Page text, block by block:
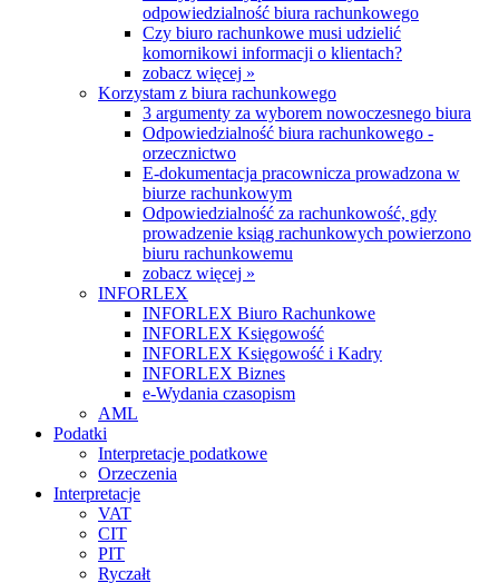
odpowiedzialność biura rachunkowego
Czy biuro rachunkowe musi udzielić
komornikowi informacji o klientach?
zobacz więcej »
Korzystam z biura rachunkowego
3 argumenty za wyborem nowoczesnego biura
Odpowiedzialność biura rachunkowego -
orzecznictwo
E-dokumentacja pracownicza prowadzona w
biurze rachunkowym
Odpowiedzialność za rachunkowość, gdy
prowadzenie ksiąg rachunkowych powierzono
biuru rachunkowemu
zobacz więcej »
INFORLEX
INFORLEX Biuro Rachunkowe
INFORLEX Księgowość
INFORLEX Księgowość i Kadry
INFORLEX Biznes
e-Wydania czasopism
AML
Podatki
Interpretacje podatkowe
Orzeczenia
Interpretacje
VAT
CIT
PIT
Ryczałt